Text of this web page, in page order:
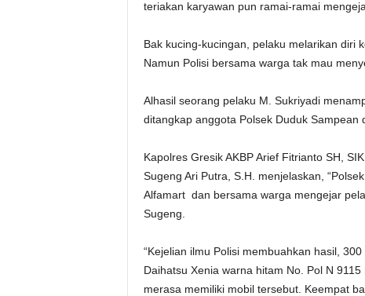
teriakan karyawan pun ramai-ramai
Bak kucing-kucingan, pelaku melarikan diri
Namun Polisi bersama warga tak mau
Alhasil seorang pelaku M. Sukriyadi
ditangkap anggota Polsek Duduk Sampean
Kapolres Gresik AKBP Arief Fitrianto SH,
Sugeng Ari Putra, S.H. menjelaskan,
Alfamart dan bersama warga mengejar
Sugeng.
“Kejelian ilmu Polisi membuahkan hasil,
Daihatsu Xenia warna hitam No. Pol N
merasa memiliki mobil tersebut. Keempat